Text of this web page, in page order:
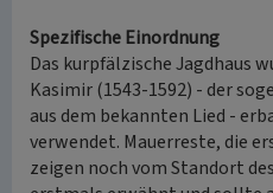
Spezifische Einordnung
Das kurpfälzische Jagdhaus
Kasimir (1543-1592) - der
aus dem bekannten Lied -
verwendet. Mauerreste, die
zeigen noch vom Standort